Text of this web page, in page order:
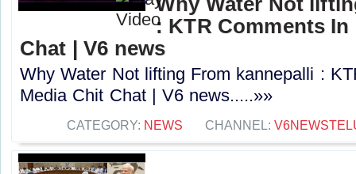
: KTR Comments
Chat | V6 news
Why Water Not lifting From kannepalli :
Media Chit Chat | V6 news.....»»
CATEGORY: NEWS CHANNEL: